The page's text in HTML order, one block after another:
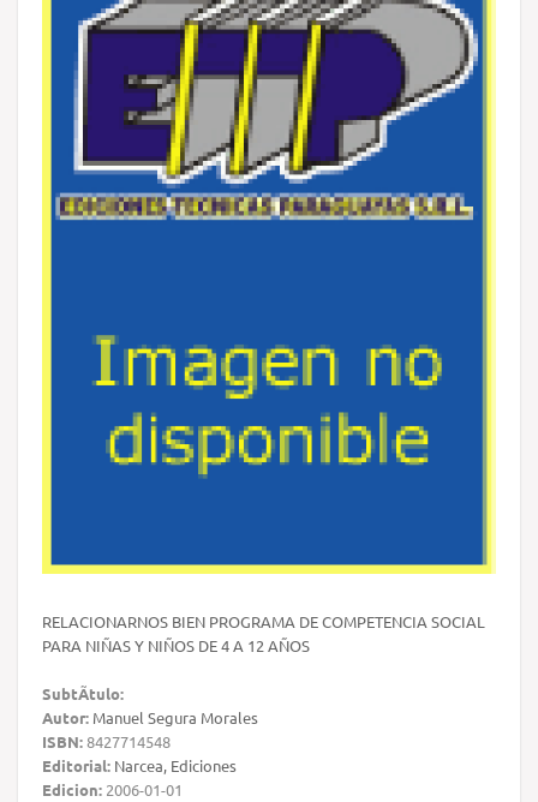
RELACIONARNOS BIEN PROGRAMA DE COMPETENCIA SOCIAL
PARA NIÑAS Y NIÑOS DE 4 A 12 AÑOS
SubtÃ­tulo:
Autor: Manuel Segura Morales
ISBN:8427714548
Editorial: Narcea, Ediciones
Edicion: 2006-01-01